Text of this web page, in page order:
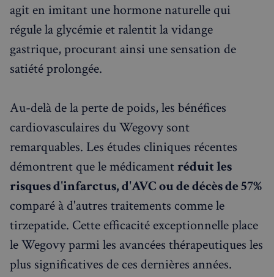
agit en imitant une hormone naturelle qui
régule la glycémie et ralentit la vidange
gastrique, procurant ainsi une sensation de
satiété prolongée.
Au-delà de la perte de poids, les bénéfices
cardiovasculaires du Wegovy sont
remarquables. Les études cliniques récentes
démontrent que le médicamentréduit les
risques d'infarctus, d'AVC ou de décès de 57%
comparé à d'autres traitements comme le
tirzepatide. Cette efficacité exceptionnelle place
le Wegovy parmi les avancées thérapeutiques les
plus significatives de ces dernières années.